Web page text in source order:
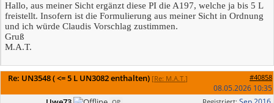
Hallo, aus meiner Sicht ergänzt diese PI die A197, welche ja bis 5 L
freistellt. Insofern ist die Formulierung aus meiner Sicht in Ordnung
und ich würde Claudis Vorschlag zustimmen.
Gruß
M.A.T.
Re: UN3548 ( <= 5 L UN3082 enthalten) [Re: M.A.T.] #40858
08.05.2026 10:35